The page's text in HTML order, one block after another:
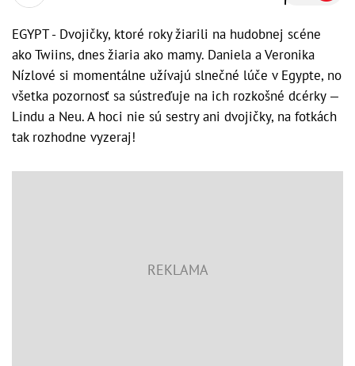
EGYPT - Dvojičky, ktoré roky žiarili na hudobnej scéne
ako Twiins, dnes žiaria ako mamy. Daniela a Veronika
Nízlové si momentálne užívajú slnečné lúče v Egypte, no
všetka pozornosť sa sústreďuje na ich rozkošné dcérky —
Lindu a Neu. A hoci nie sú sestry ani dvojičky, na fotkách
tak rozhodne vyzeraj!